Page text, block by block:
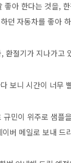
아 한다는 것을,
던 자동차를 좋아
환절기가 지나가고
보니 시간이 너무
민이 위주로 샘플
버 메일로 보내 드